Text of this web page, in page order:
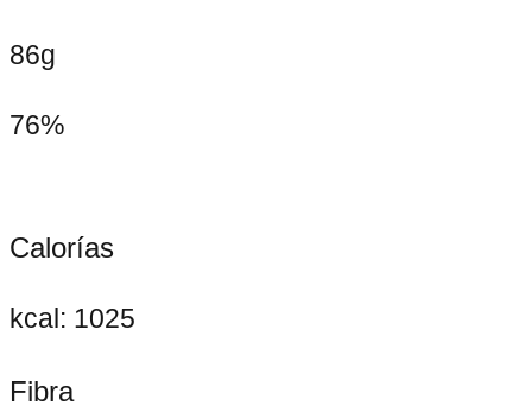
86g
76%
Calorías
kcal: 1025
Fibra